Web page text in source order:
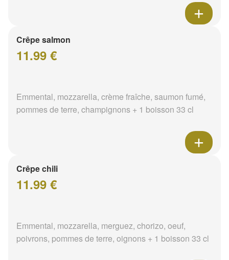
Crêpe salmon
11.99 €
Emmental, mozzarella, crème fraîche, saumon fumé,
pommes de terre, champignons + 1 boisson 33 cl
Crêpe chili
11.99 €
Emmental, mozzarella, merguez, chorizo, oeuf,
poivrons, pommes de terre, oignons + 1 boisson 33 cl